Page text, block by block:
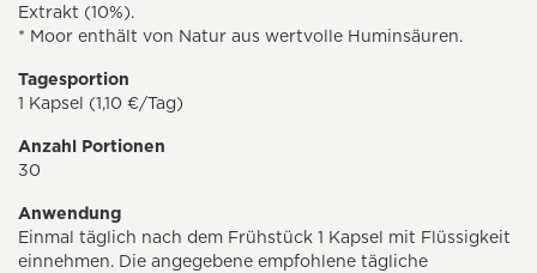
Extrakt (10%).
* Moor enthält von Natur aus wertvolle Huminsäuren.
Tagesportion
1 Kapsel (1,10 €/Tag)
Anzahl Portionen
30
Anwendung
Einmal täglich nach dem Frühstück 1 Kapsel mit Flüssigkeit
einnehmen. Die angegebene empfohlene tägliche